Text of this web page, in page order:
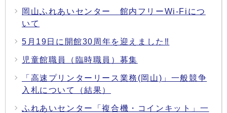
岡山ふれあいセンター 館内フリーWi-Fiにつ
いて
5月19日に開館30周年を迎えました‼
児童館職員（臨時職員）募集
「高速プリンターリース業務(岡山)」一般競争
入札について（結果）
ふれあいセンター「複合機・コインキット」一